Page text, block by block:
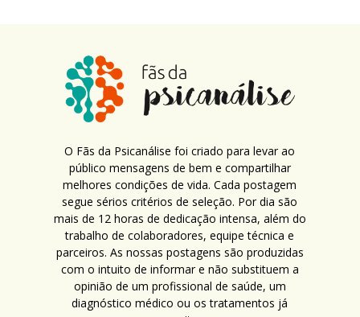
O Fãs da Psicanálise foi criado para levar ao
público mensagens de bem e compartilhar
melhores condições de vida. Cada postagem
segue sérios critérios de seleção. Por dia são
mais de 12 horas de dedicação intensa, além do
trabalho de colaboradores, equipe técnica e
parceiros. As nossas postagens são produzidas
com o intuito de informar e não substituem a
opinião de um profissional de saúde, um
diagnóstico médico ou os tratamentos já